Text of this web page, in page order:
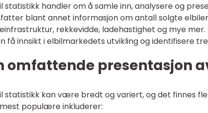
statistikk handler om å samle inn, analysere og
blant annet informasjon om antall solgte
rekkevidde, ladehastighet og mye
få innsikt i elbilmarkedets utvikling og identifisere
omfattende presentasjon
statistikk kan være bredt og variert, og det finnes
populære inkluderer: